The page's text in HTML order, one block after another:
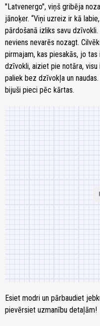
"Latvenergo", viņš gribēja
jānoķer. “Viņi uzreiz ir kā
pārdošanā izliks savu
neviens nevarēs nozagt.
pirmajam, kas piesakās, jo
dzīvokli, aiziet pie notāra,
paliek bez dzīvokļa un
bijuši pieci pēc kārtas.
Esiet modri un pārbaudiet
pievērsiet uzmanību detaļām!